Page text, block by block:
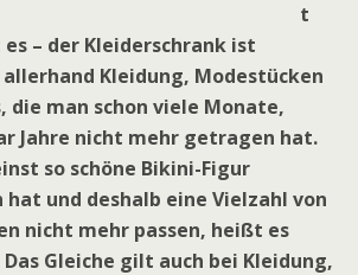
t
– der Kleiderschrank ist
Kleidung, Modestücken
die man schon viele Monate,
Jahre nicht mehr getragen hat.
so schöne Bikini-Figur
hat und deshalb eine Vielzahl von
nicht mehr passen, heißt es
Gleiche gilt auch bei Kleidung,